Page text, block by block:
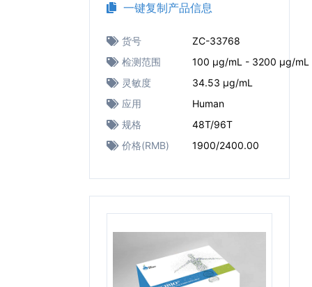
一键复制产品信息
货号
ZC-33768
检测范围
100 μg/mL - 3200 μg/mL
灵敏度
34.53 μg/mL
应用
Human
规格
48T/96T
价格(RMB)
1900/2400.00